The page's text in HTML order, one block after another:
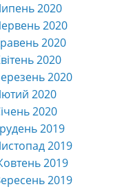
2020
2020
2020
2020
2020
2020
2020
2019
2019
2019
2019